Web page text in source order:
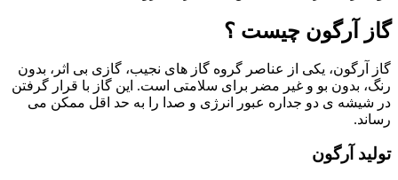
گاز آرگون چیست ؟
گاز آرگون، یکی از عناصر گروه گاز های نجیب، گازی بی اثر، بدون
رنگ، بدون بو و غیر مضر برای سلامتی است. این گاز با قرار گرفتن
در شیشه ی دو جداره عبور انرژی و صدا را به حد اقل ممکن می
رساند.
تولید آرگون